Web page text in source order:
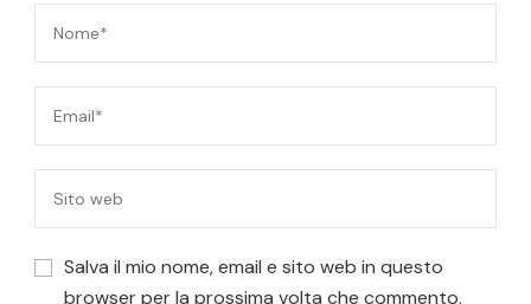
Salva il mio nome, email e sito web in questo
browser per la prossima volta che commento.